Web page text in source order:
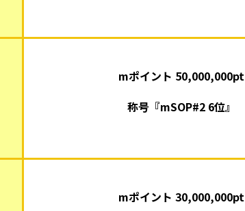
mポイント 50,000,000pt
称号『mSOP#2 6位』
mポイント 30,000,000pt